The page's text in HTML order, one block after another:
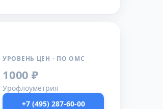
УРОВЕНЬ ЦЕН - ПО ОМС
1000 ₽
Урофлоуметрия
+7 (495) 287-60-00